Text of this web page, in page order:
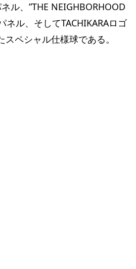
ル、”THE NEIGHBORHOOD
ネル、そしてTACHIKARAロゴ
ペシャル仕様球である。